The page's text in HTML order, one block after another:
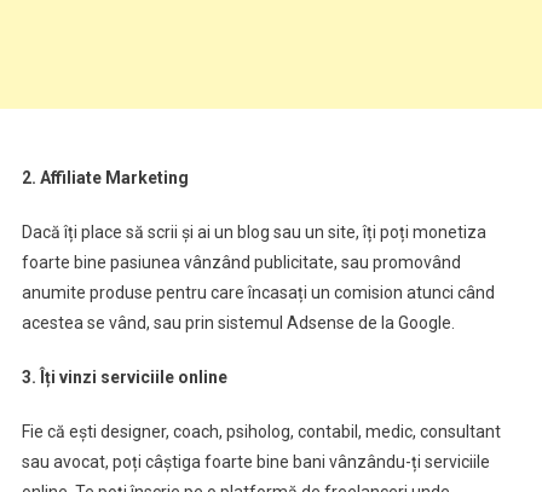
2. Affiliate Marketing
Dacă îți place să scrii și ai un blog sau un site, îți poți monetiza
foarte bine pasiunea vânzând publicitate, sau promovând
anumite produse pentru care încasați un comision atunci când
acestea se vând, sau prin sistemul Adsense de la Google.
3. Îți vinzi serviciile online
Fie că ești designer, coach, psiholog, contabil, medic, consultant
sau avocat, poți câștiga foarte bine bani vânzându-ți serviciile